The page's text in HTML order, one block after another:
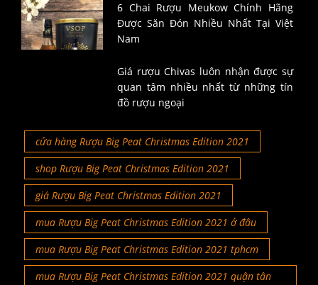
6 Chai Rượu Meukow Chính Hãng
Được Săn Đón Nhiều Nhất Tại Việt
Nam
Giá rượu Chivas luôn nhận được sự
quan tâm nhiều nhất từ những tín
đồ rượu ngoại
cửa hàng Rượu Big Peat Christmas Edition 2021
shop Rượu Big Peat Christmas Edition 2021
giá Rượu Big Peat Christmas Edition 2021
mua Rượu Big Peat Christmas Edition 2021 ở đâu
mua Rượu Big Peat Christmas Edition 2021 tphcm
mua Rượu Big Peat Christmas Edition 2021 quận tân